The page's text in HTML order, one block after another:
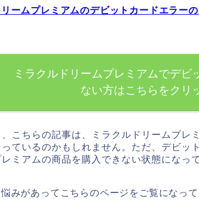
ームプレミアムのデビットカードエラー
ミラクルドリームプレミアムでデビ
ない方はこちらをクリ
、こちらの記事は、ミラクルドリームプレ
ているのかもしれません。ただ、デビッ
ミアムの商品を購入できない状態になっ
みがあってこちらのページをご覧になっ